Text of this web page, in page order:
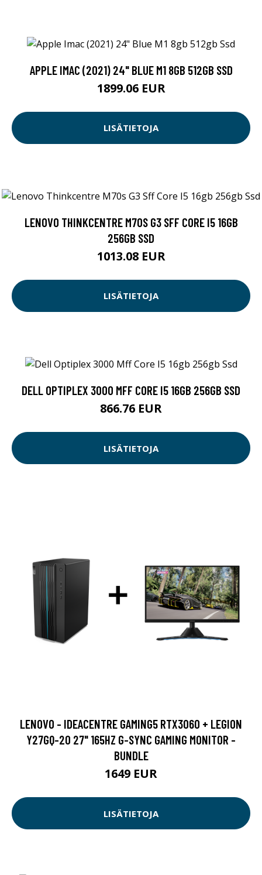
APPLE IMAC (2021) 24" BLUE M1 8GB 512GB SSD
1899.06 EUR
LISÄTIETOJA
LENOVO THINKCENTRE M70S G3 SFF CORE I5 16GB
256GB SSD
1013.08 EUR
LISÄTIETOJA
DELL OPTIPLEX 3000 MFF CORE I5 16GB 256GB SSD
866.76 EUR
LISÄTIETOJA
LENOVO - IDEACENTRE GAMING5 RTX3060 + LEGION
Y27GQ-20 27" 165HZ G-SYNC GAMING MONITOR -
BUNDLE
1649 EUR
LISÄTIETOJA